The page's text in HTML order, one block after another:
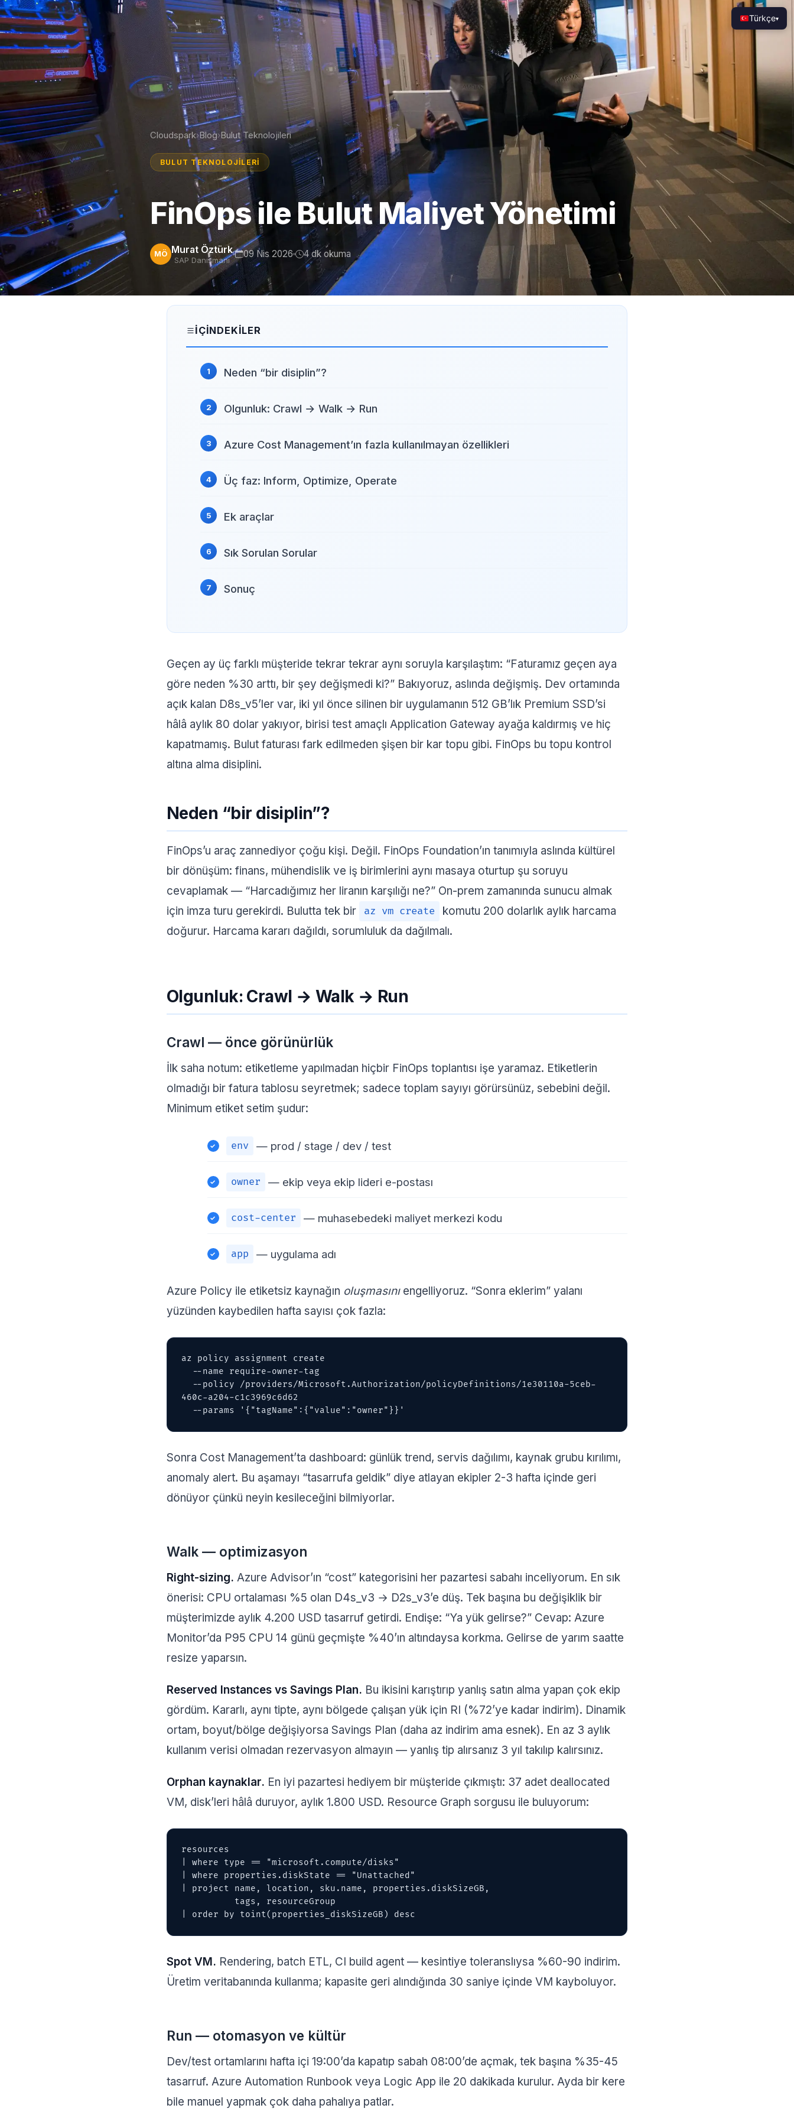
Cloudspark›Blog›Bulut Teknolojileri
BULUT TEKNOLOJILERI
FinOps ile Bulut Maliyet Yönetimi
MÖ Murat Öztürk
SAP Danışmanı
09 Nis 2026 4 dk okuma
İÇINDEKILER
Neden “bir disiplin”?
Olgunluk: Crawl → Walk → Run
Azure Cost Management’ın fazla kullanılmayan özellikleri
Üç faz: Inform, Optimize, Operate
Ek araçlar
Sık Sorulan Sorular
Sonuç
Geçen ay üç farklı müşteride tekrar tekrar aynı soruyla karşılaştım: “Faturamız geçen aya
göre neden %30 arttı, bir şey değişmedi ki?” Bakıyoruz, aslında değişmiş. Dev ortamında
açık kalan D8s_v5’ler var, iki yıl önce silinen bir uygulamanın 512 GB’lık Premium SSD’si
hâlâ aylık 80 dolar yakıyor, birisi test amaçlı Application Gateway ayağa kaldırmış ve hiç
kapatmamış. Bulut faturası fark edilmeden şişen bir kar topu gibi. FinOps bu topu kontrol
altına alma disiplini.
Neden “bir disiplin”?
FinOps’u araç zannediyor çoğu kişi. Değil. FinOps Foundation’ın tanımıyla aslında kültürel
bir dönüşüm: finans, mühendislik ve iş birimlerini aynı masaya oturtup şu soruyu
cevaplamak — “Harcadığımız her liranın karşılığı ne?” On-prem zamanında sunucu almak
için imza turu gerekirdi. Bulutta tek bir
az vm create
komutu 200 dolarlık aylık harcama
doğurur. Harcama kararı dağıldı, sorumluluk da dağılmalı.
Olgunluk: Crawl → Walk → Run
Crawl — önce görünürlük
İlk saha notum: etiketleme yapılmadan hiçbir FinOps toplantısı işe yaramaz. Etiketlerin
olmadığı bir fatura tablosu seyretmek; sadece toplam sayıyı görürsünüz, sebebini değil.
Minimum etiket setim şudur:
env — prod / stage / dev / test
owner — ekip veya ekip lideri e-postası
cost-center — muhasebedeki maliyet merkezi kodu
app — uygulama adı
Azure Policy ile etiketsiz kaynağın oluşmasınıengelliyoruz. “Sonra eklerim” yalanı
yüzünden kaybedilen hafta sayısı çok fazla:
az policy assignment create
460c-a204-c1c3969c6d62
  --params '{"tagName":{"value":"owner"}}'
Sonra Cost Management’ta dashboard: günlük trend, servis dağılımı, kaynak grubu kırılımı,
anomaly alert. Bu aşamayı “tasarrufa geldik” diye atlayan ekipler 2-3 hafta içinde geri
dönüyor çünkü neyin kesileceğini bilmiyorlar.
Walk — optimizasyon
Right-sizing. Azure Advisor’ın “cost” kategorisini her pazartesi sabahı inceliyorum. En sık
önerisi: CPU ortalaması %5 olan D4s_v3 → D2s_v3’e düş. Tek başına bu değişiklik bir
müşterimizde aylık 4.200 USD tasarruf getirdi. Endişe: “Ya yük gelirse?” Cevap: Azure
Monitor’da P95 CPU 14 günü geçmişte %40’ın altındaysa korkma. Gelirse de yarım saatte
resize yaparsın.
Reserved Instances vs Savings Plan. Bu ikisini karıştırıp yanlış satın alma yapan çok ekip
gördüm. Kararlı, aynı tipte, aynı bölgede çalışan yük için RI (%72’ye kadar indirim). Dinamik
ortam, boyut/bölge değişiyorsa Savings Plan (daha az indirim ama esnek). En az 3 aylık
kullanım verisi olmadan rezervasyon almayın — yanlış tip alırsanız 3 yıl takılıp kalırsınız.
Orphan kaynaklar. En iyi pazartesi hediyem bir müşteride çıkmıştı: 37 adet deallocated
VM, disk’leri hâlâ duruyor, aylık 1.800 USD. Resource Graph sorgusu ile buluyorum:
resources
| where type == "microsoft.compute/disks"
| where properties.diskState == "Unattached"
| project name, location, sku.name, properties.diskSizeGB,
| order by toint(properties_diskSizeGB) desc
Spot VM. Rendering, batch ETL, CI build agent — kesintiye toleranslıysa %60-90 indirim.
Üretim veritabanında kullanma; kapasite geri alındığında 30 saniye içinde VM kayboluyor.
Run — otomasyon ve kültür
Dev/test ortamlarını hafta içi 19:00’da kapatıp sabah 08:00’de açmak, tek başına %35-45
tasarruf. Azure Automation Runbook veya Logic App ile 20 dakikada kurulur. Ayda bir kere
bile manuel yapmak çok daha pahalıya patlar.
Türkçe▾